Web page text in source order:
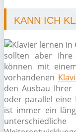
KANN ICH
sollten aber Ihre
können mit
vorhandenen
den Ausbau Ihrer
oder parallel eine
ist immer ein